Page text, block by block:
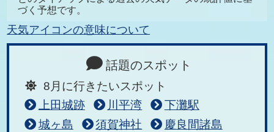
づく予想です。
天気アイコンの意味について
話題のスポット
8月に行きたいスポット
上田城跡
川平湾
下灘駅
城ヶ島
須賀神社
慶良間諸島